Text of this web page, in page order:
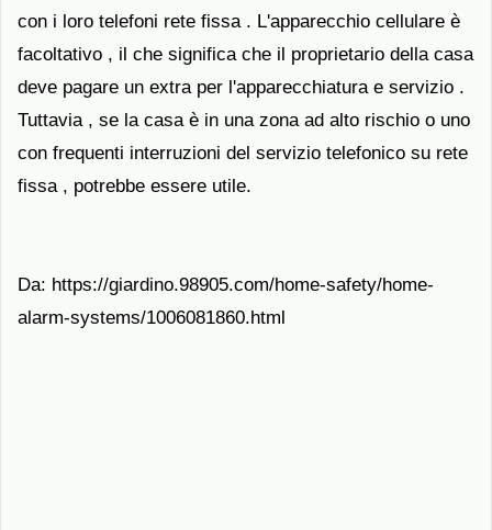
con i loro telefoni rete fissa . L'apparecchio cellulare è
facoltativo , il che significa che il proprietario della casa
deve pagare un extra per l'apparecchiatura e servizio .
Tuttavia , se la casa è in una zona ad alto rischio o uno
con frequenti interruzioni del servizio telefonico su rete
fissa , potrebbe essere utile.
Da: https://giardino.98905.com/home-safety/home-
alarm-systems/1006081860.html